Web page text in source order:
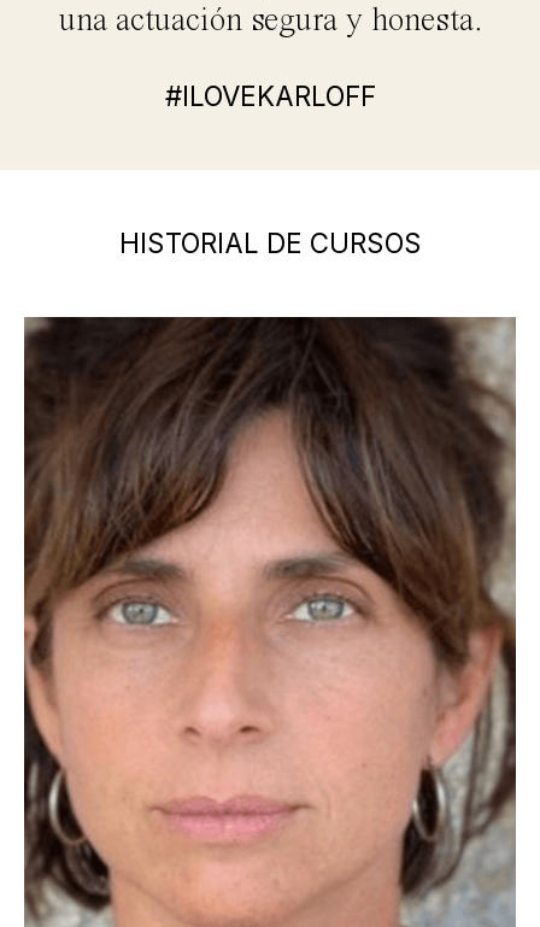
una actuación segura y honesta.
#ILOVEKARLOFF
HISTORIAL DE CURSOS